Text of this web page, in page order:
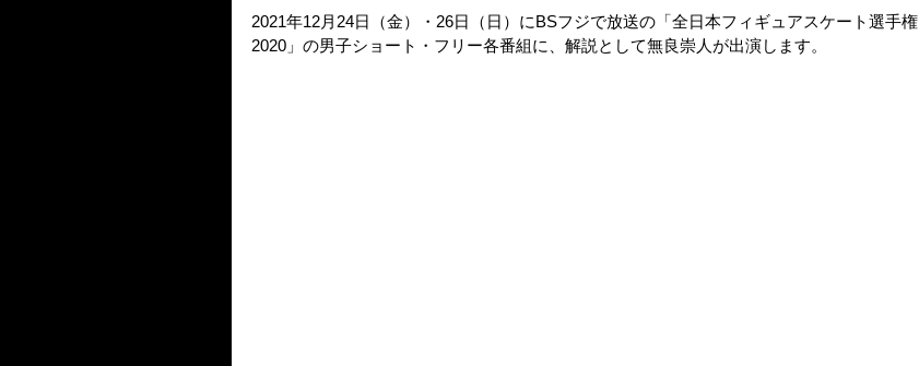
2021年12月24日（金）・26日（日）にBSフジで放送の「全日本フィギュアスケート選手権
2020」の男子ショート・フリー各番組に、解説として無良崇人が出演します。